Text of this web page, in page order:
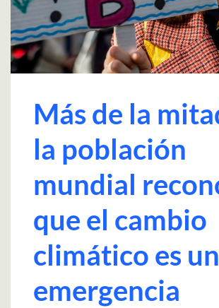
Más de la
la población
mundial
que el cambio
climático es
emergencia